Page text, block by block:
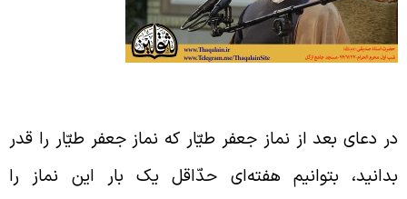
دعای بعد از نماز جعفر طیّار که نماز جعفر طیّار را قدر
بتوانیم هفته‌ای حدّاقل یک بار این نماز را